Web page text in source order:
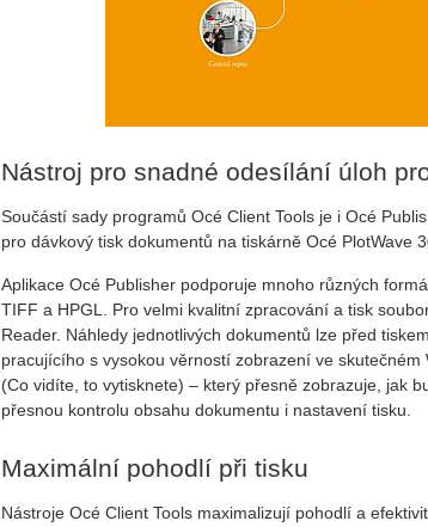
Nástroj pro snadné odesílání úloh
Součástí sady programů Océ Client Tools je i Océ
pro dávkový tisk dokumentů na tiskárně Océ PlotWave
Aplikace Océ Publisher podporuje mnoho různých
TIFF a HPGL. Pro velmi kvalitní zpracování a tisk
Reader. Náhledy jednotlivých dokumentů lze před
pracujícího s vysokou věrností zobrazení ve skutečném
(Co vidíte, to vytisknete) – který přesně zobrazuje, jak
přesnou kontrolu obsahu dokumentu i nastavení tisku.
Maximální pohodlí při tisku
Nástroje Océ Client Tools maximalizují pohodlí a